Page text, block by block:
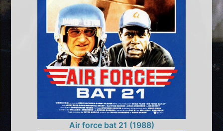
Air force bat 21 (1988)